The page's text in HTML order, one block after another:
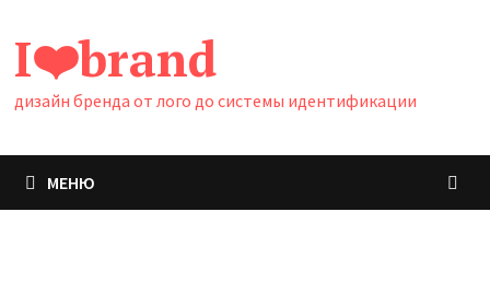
содержимому
I❤️brand
дизайн бренда от лого до системы идентификации
МЕНЮ